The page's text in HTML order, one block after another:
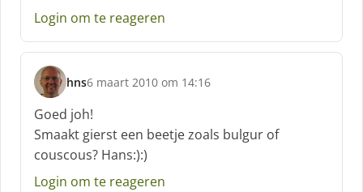
e
f
Login om te reageren
hns
s
c
h
r
e
e
6 maart 2010 om 14:16
Goed joh!
Smaakt gierst een beetje zoals bulgur of
couscous? Hans:):)
Login om te reageren